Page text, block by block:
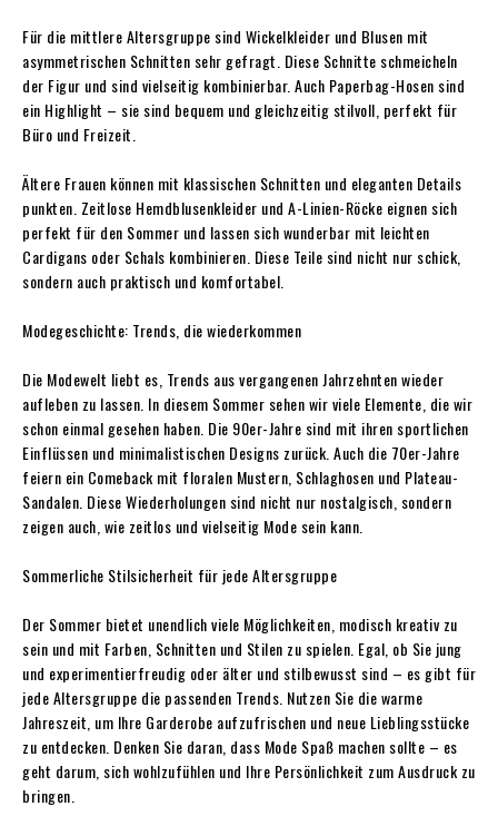
Für die mittlere Altersgruppe sind Wickelkleider und Blusen mit
asymmetrischen Schnitten sehr gefragt. Diese Schnitte schmeicheln
der Figur und sind vielseitig kombinierbar. Auch Paperbag-Hosen sind
ein Highlight – sie sind bequem und gleichzeitig stilvoll, perfekt für
Büro und Freizeit.
Ältere Frauen können mit klassischen Schnitten und eleganten Details
punkten. Zeitlose Hemdblusenkleider und A-Linien-Röcke eignen sich
perfekt für den Sommer und lassen sich wunderbar mit leichten
Cardigans oder Schals kombinieren. Diese Teile sind nicht nur schick,
sondern auch praktisch und komfortabel.
Modegeschichte: Trends, die wiederkommen
Die Modewelt liebt es, Trends aus vergangenen Jahrzehnten wieder
aufleben zu lassen. In diesem Sommer sehen wir viele Elemente, die wir
schon einmal gesehen haben. Die 90er-Jahre sind mit ihren sportlichen
Einflüssen und minimalistischen Designs zurück. Auch die 70er-Jahre
feiern ein Comeback mit floralen Mustern, Schlaghosen und Plateau-
Sandalen. Diese Wiederholungen sind nicht nur nostalgisch, sondern
zeigen auch, wie zeitlos und vielseitig Mode sein kann.
Sommerliche Stilsicherheit für jede Altersgruppe
Der Sommer bietet unendlich viele Möglichkeiten, modisch kreativ zu
sein und mit Farben, Schnitten und Stilen zu spielen. Egal, ob Sie jung
und experimentierfreudig oder älter und stilbewusst sind – es gibt für
jede Altersgruppe die passenden Trends. Nutzen Sie die warme
Jahreszeit, um Ihre Garderobe aufzufrischen und neue Lieblingsstücke
zu entdecken. Denken Sie daran, dass Mode Spaß machen sollte – es
geht darum, sich wohlzufühlen und Ihre Persönlichkeit zum Ausdruck zu
bringen.